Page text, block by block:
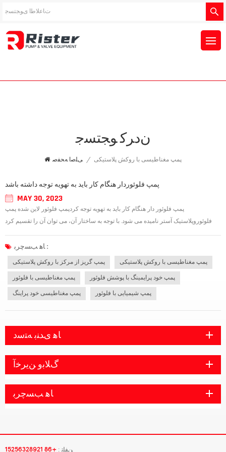
ﻥﺩﺮﮐ ﻮﺠﺘﺴﺟ
ﯽﻠﺻﺍ ﻪﺤﻔﺻ / پمپ مغناطیسی با روکش پلاستیکی
پمپ فلوئوردار هنگام کار باید به تهویه توجه داشته باشد
MAY 30, 2023
پمپ فلوئور دار هنگام کار باید به تهویه توجه کردپمپ فلوئور لاین شده پمپ
فلوئوروپلاستیک آستر نامیده می شود. با توجه به ساختار آن، می توان آن را تقسیم کرد
ﺎﻫ ﺐﺴﭼﺮﺑ :
پمپ گریز از مرکز با روکش پلاستیکی پمپ مغناطیسی با روکش پلاستیکی
پمپ مغناطیسی با فلوئور پمپ خود پرایمینگ با پوشش فلوئور
پمپ مغناطیسی خود پراینگ پمپ شیمیایی با فلوئور
ﺎﻫ ﯼﺪﻨﺑ ﻪﺘﺳﺩ
ﮒﻼ ﺑﻭ ﻦﯾﺮﺧﺁ
ﺎﻫ ﺐﺴﭼﺮﺑ
ﻦﻔﻠﺗ : +86 15256328921